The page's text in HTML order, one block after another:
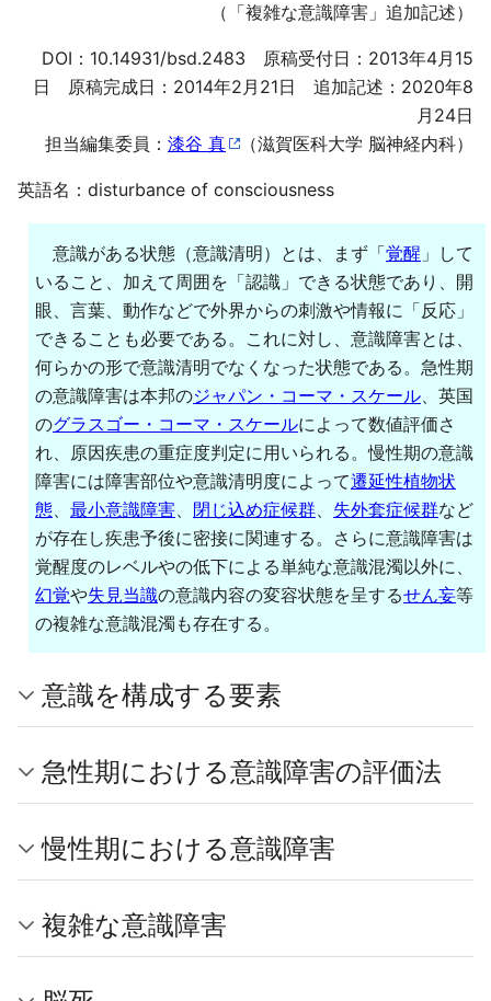
（「複雑な意識障害」追加記述）
DOI： 10.14931/bsd.2483 原稿受付日：2013年4月15
日 原稿完成日：2014年2月21日 追加記述：2020年8
月24日
担当編集委員： 漆谷 真 （滋賀医科大学 脳神経内科）
英語名：disturbance of consciousness
意識がある状態（意識清明）とは、まず「覚醒 」して
いること、加えて周囲を「認識」できる状態であり、開
眼、言葉、動作などで外界からの刺激や情報に「反応」
できることも必要である。これに対し、意識障害とは、
何らかの形で意識清明でなくなった状態である。急性期
の意識障害は本邦のジャパン・コーマ・スケール、英国
のグラスゴー・コーマ・スケールによって数値評価さ
れ、原因疾患の重症度判定に用いられる。慢性期の意識
障害には障害部位や意識清明度によって遷延性植物状
態、 最小意識障害、 閉じ込め症候群、 失外套症候群など
が存在し疾患予後に密接に関連する。さらに意識障害は
覚醒度のレベルやの低下による単純な意識混濁以外に、
幻覚や失見当識の意識内容の変容状態を呈するせん妄等
の複雑な意識混濁も存在する。
意識を構成する要素
急性期における意識障害の評価法
慢性期における意識障害
複雑な意識障害